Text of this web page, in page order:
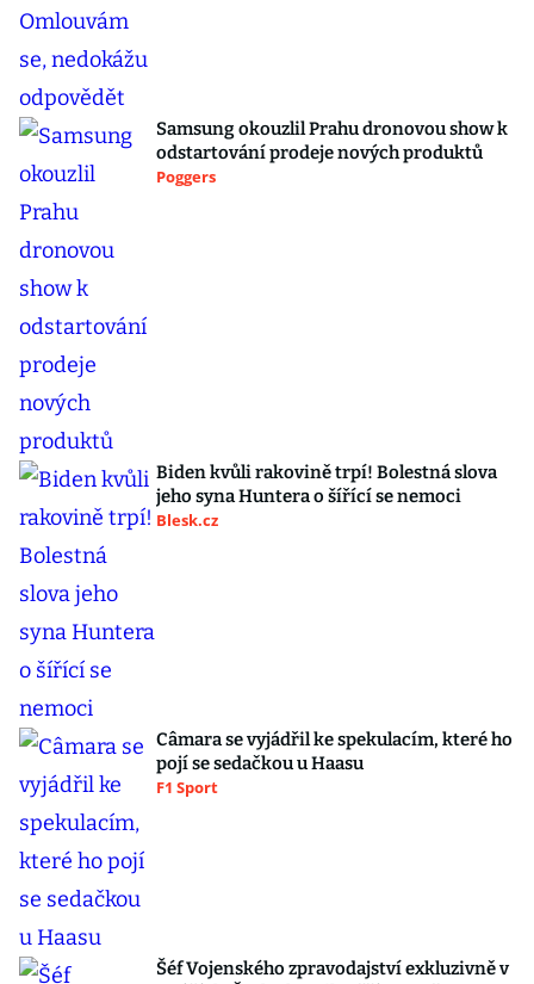
Samsung okouzlil Prahu dronovou show k
odstartování prodeje nových produktů
Poggers
Biden kvůli rakovině trpí! Bolestná slova
jeho syna Huntera o šířící se nemoci
Blesk.cz
Câmara se vyjádřil ke spekulacím, které ho
pojí se sedačkou u Haasu
F1 Sport
Šéf Vojenského zpravodajství exkluzivně v